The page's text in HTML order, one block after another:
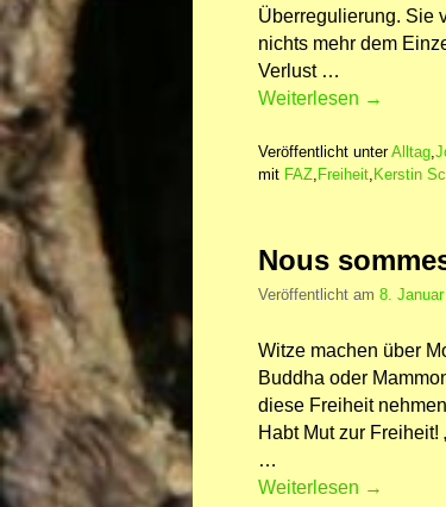
Überregulierung. Sie
nichts mehr dem
Verlust …
Weiterlesen →
Veröffentlicht unter Alltag
mit FAZ Freiheit Kerstin
Nous
Veröffentlicht am 8.
Witze machen über
Buddha oder
diese Freiheit
Habt Mut zur
…
Weiterlesen →